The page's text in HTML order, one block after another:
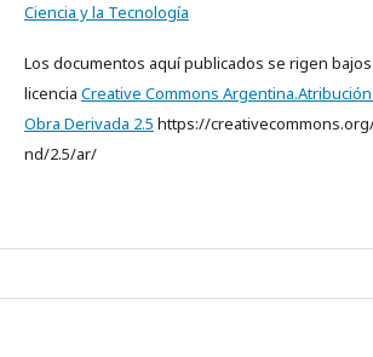
Ciencia y la Tecnología
Los documentos aquí publicados se rigen
licencia Creative Commons
Obra Derivada 2.5 https://
nd/2.5/ar/